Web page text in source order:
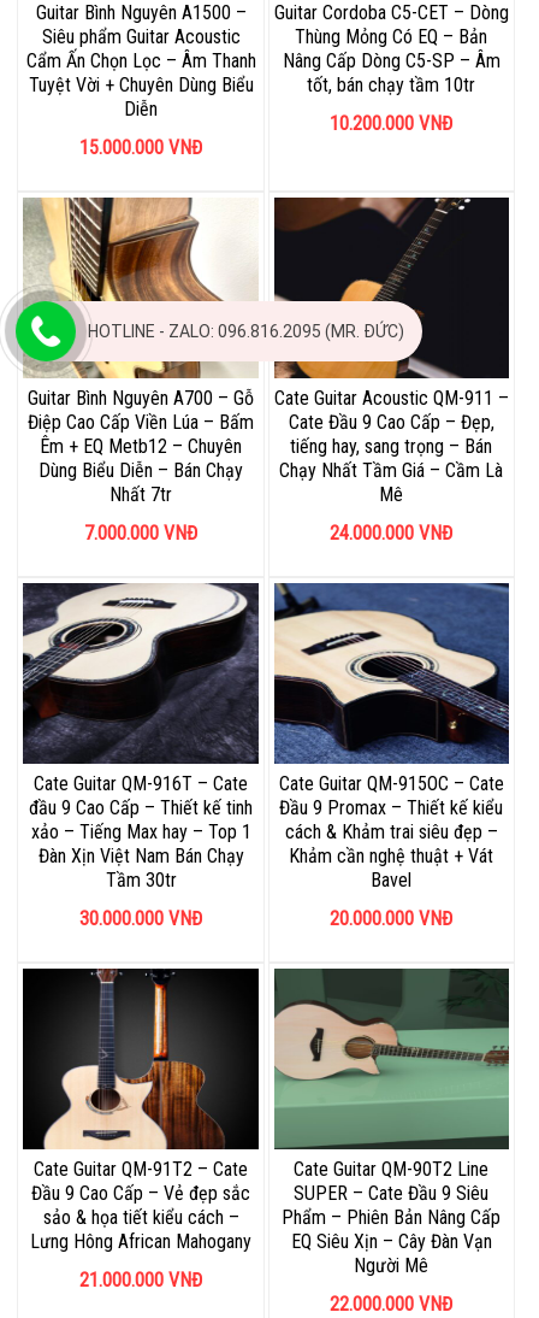
Guitar Bình Nguyên A1500 –
Siêu phẩm Guitar Acoustic
Cẩm Ấn Chọn Lọc – Âm Thanh
Tuyệt Vời + Chuyên Dùng Biểu
Diễn
15.000.000 VNĐ
Guitar Cordoba C5-CET – Dòng
Thùng Mỏng Có EQ – Bản
Nâng Cấp Dòng C5-SP – Âm
tốt, bán chạy tầm 10tr
10.200.000 VNĐ
Guitar Bình Nguyên A700 – Gỗ
Điệp Cao Cấp Viền Lúa – Bấm
Êm + EQ Metb12 – Chuyên
Dùng Biểu Diễn – Bán Chạy
Nhất 7tr
7.000.000 VNĐ
Cate Guitar Acoustic QM-911 –
Cate Đầu 9 Cao Cấp – Đẹp,
tiếng hay, sang trọng – Bán
Chạy Nhất Tầm Giá – Cầm Là
Mê
24.000.000 VNĐ
Cate Guitar QM-916T – Cate
đầu 9 Cao Cấp – Thiết kế tinh
xảo – Tiếng Max hay – Top 1
Đàn Xịn Việt Nam Bán Chạy
Tầm 30tr
30.000.000 VNĐ
Cate Guitar QM-915OC – Cate
Đầu 9 Promax – Thiết kế kiểu
cách & Khảm trai siêu đẹp –
Khảm cần nghệ thuật + Vát
Bavel
20.000.000 VNĐ
Cate Guitar QM-91T2 – Cate
Đầu 9 Cao Cấp – Vẻ đẹp sắc
sảo & họa tiết kiểu cách –
Lưng Hông African Mahogany
21.000.000 VNĐ
Cate Guitar QM-90T2 Line
SUPER – Cate Đầu 9 Siêu
Phẩm – Phiên Bản Nâng Cấp
EQ Siêu Xịn – Cây Đàn Vạn
Người Mê
22.000.000 VNĐ
HOTLINE - ZALO: 096.816.2095 (MR. ĐỨC)